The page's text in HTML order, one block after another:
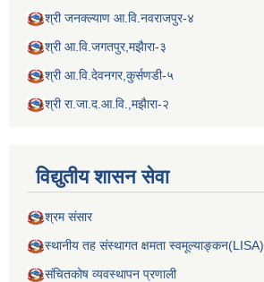
श्री जनक्ल्याण आ.वि.नवराजपुर-४
श्री आ.वि.जगतपुर,मझैारा-३
श्री आ.वि.देवनगर,कुर्सणडी-५
श्री रा.जा.द.आ.वि.,मझैारा-२
विद्य‍ुतीय शासन सेवा
श्रम संसार
स्थानीय तह संस्थागत क्षमता स्वमूल्याङ्कन(LISA)
संचितकोष व्यवस्थापन प्रणाली